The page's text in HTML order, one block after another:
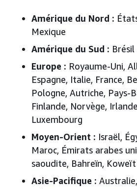
Amérique du Nord :
Mexique
Amérique du Sud : Brésil
Europe : Royaume-Uni,
Espagne, Italie, France,
Pologne, Autriche, Pays-
Finlande, Norvège,
Luxembourg
Moyen-Orient : Israël,
Maroc, Émirats arabes
saoudite, Bahreïn, Koweït
Asie-Pacifique :